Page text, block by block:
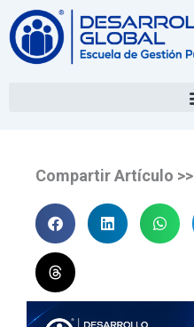
Compartir Artículo >>